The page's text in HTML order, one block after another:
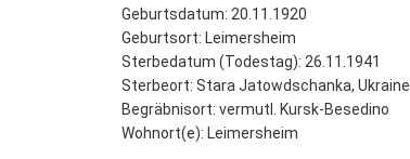
Geburtsdatum: 20.11.1920
Geburtsort: Leimersheim
Sterbedatum (Todestag): 26.11.1941
Sterbeort: Stara Jatowdschanka, Ukraine
Begräbnisort: vermutl. Kursk-Besedino
Wohnort(e): Leimersheim